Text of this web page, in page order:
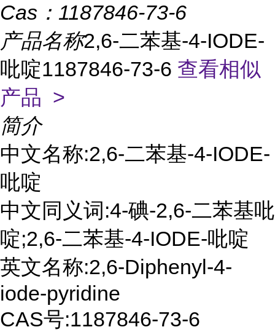
Cas： 1187846-73-6
产品名称2,6-二苯基-4-IODE-
吡啶1187846-73-6 查看相似
产品 >
简介
中文名称:2,6-二苯基-4-IODE-
吡啶
中文同义词:4-碘-2,6-二苯基吡
啶;2,6-二苯基-4-IODE-吡啶
英文名称:2,6-Diphenyl-4-
iode-pyridine
CAS号:1187846-73-6